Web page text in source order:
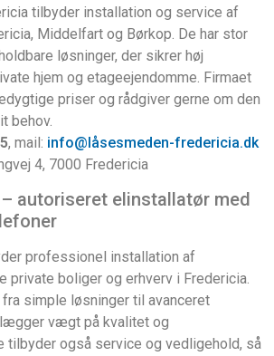
tilbyder installation og service af
Middelfart og Børkop. De har stor
løsninger, der sikrer høj
hjem og etageejendomme. Firmaet
priser og rådgiver gerne om den
behov.
, mail: info@låsesmeden-fredericia.dk
4, 7000 Fredericia
autoriseret elinstallatør med
professionel installation af
private boliger og erhverv i Fredericia.
fra simple løsninger til avanceret
vægt på kvalitet og
tilbyder også service og vedligehold, så